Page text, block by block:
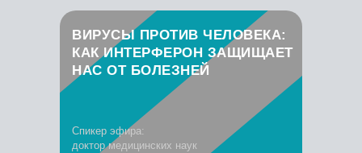
Спикер эфира:
доктор медицинских наук
ВИРУСЫ ПРОТИВ ЧЕЛОВЕКА:
КАК ИНТЕРФЕРОН ЗАЩИЩАЕТ
НАС ОТ БОЛЕЗНЕЙ